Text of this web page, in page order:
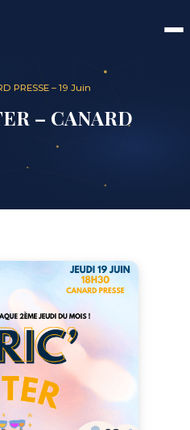
PRESSE – 19 Juin
– CANARD